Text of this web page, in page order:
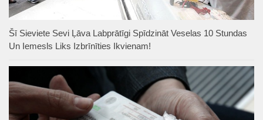
Šī Sieviete Sevi Ļāva Labprātīgi Spīdzināt Veselas 10 Stundas
Un Iemesls Liks Izbrīnīties Ikvienam!